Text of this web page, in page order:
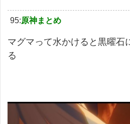
95:原神まとめ
マグマって水かけると黒曜石
る